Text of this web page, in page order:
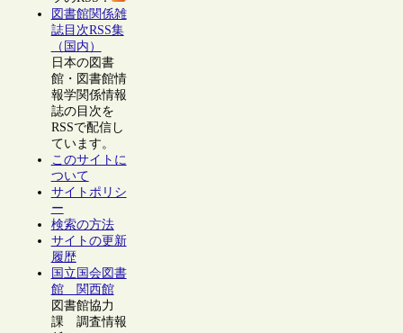
図書館関係雑
誌目次RSS集
（国内）
日本の図書
館・図書館情
報学関係情報
誌の目次を
RSSで配信し
ています。
このサイトに
ついて
サイトポリシ
ー
検索の方法
サイトの更新
履歴
国立国会図書
館 関西館
図書館協力
課 調査情報